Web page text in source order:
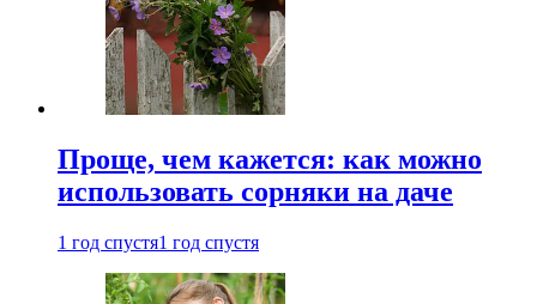
Проще, чем кажется: как можно
использовать сорняки на даче
1 год спустя1 год спустя